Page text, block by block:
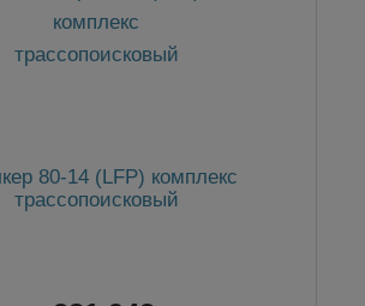
80-14 (LFP) комплекс
трассопоисковый